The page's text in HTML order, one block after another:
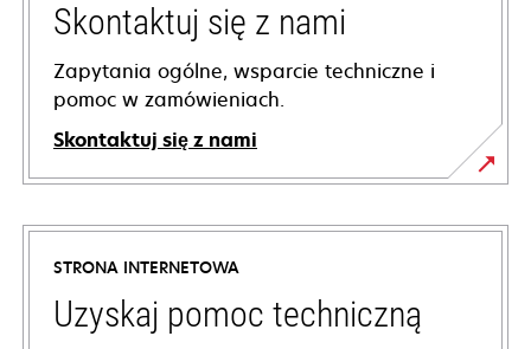
Skontaktuj się z nami
Zapytania ogólne, wsparcie techniczne i
pomoc w zamówieniach.
Skontaktuj się z nami
STRONA INTERNETOWA
Uzyskaj pomoc techniczną